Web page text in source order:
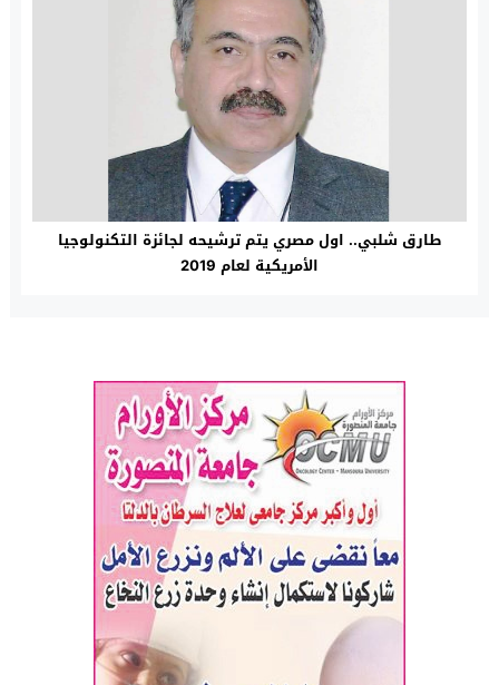
طارق شلبي.. اول مصري يتم ترشيحه لجائزة التكنولوجيا
الأمريكية لعام 2019